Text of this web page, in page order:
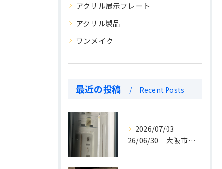
アクリル展示プレート
アクリル製品
ワンメイク
最近の投稿 Recent Posts
2026/07/03
26/06/30 大阪市立自然史博物館 アクリル密閉水槽 納入いたしました。